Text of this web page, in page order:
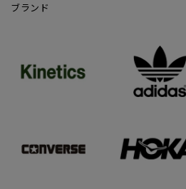
ブランド